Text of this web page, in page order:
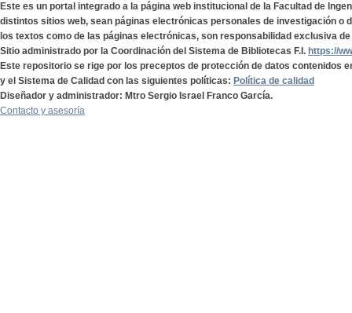
Este es un portal integrado a la página web institucional de la Facultad de
distintos sitios web, sean páginas electrónicas personales de investigación o
los textos como de las páginas electrónicas, son responsabilidad exclusiva
Sitio administrado por la Coordinación del Sistema de Bibliotecas F.I. https://
Este repositorio se rige por los preceptos de protección de datos contenidos
y el Sistema de Calidad con las siguientes políticas: Política de calidad
Diseñador y administrador: Mtro Sergio Israel Franco García.
Contacto y asesoría